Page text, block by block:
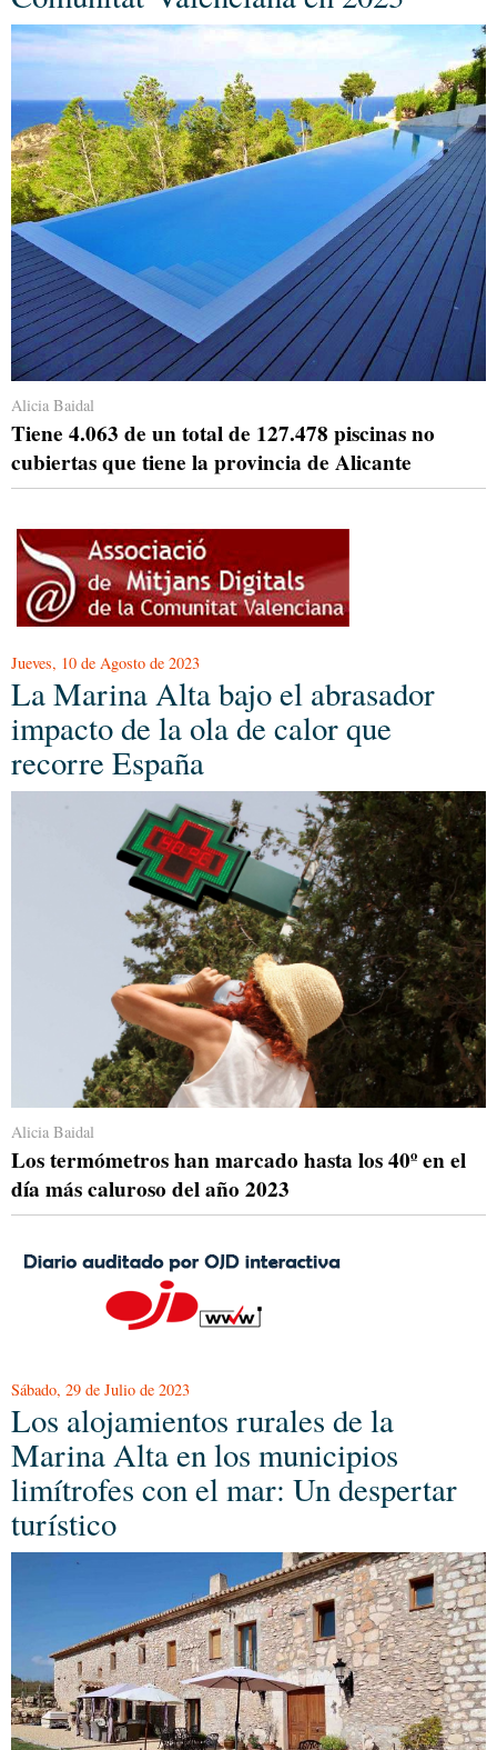
Alicia Baidal
Tiene 4.063 de un total de 127.478 piscinas no
cubiertas que tiene la provincia de Alicante
Jueves, 10 de Agosto de 2023
La Marina Alta bajo el abrasador
impacto de la ola de calor que
recorre España
Alicia Baidal
Los termómetros han marcado hasta los 40º en el
día más caluroso del año 2023
Sábado, 29 de Julio de 2023
Los alojamientos rurales de la
Marina Alta en los municipios
limítrofes con el mar: Un despertar
turístico